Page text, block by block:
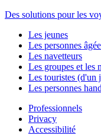
Des solutions pour les
Les jeunes
Les personnes
Les navetteurs
Les groupes et les
Les touristes (d'un
Les personnes
Professionnels
Privacy
Accessibilité